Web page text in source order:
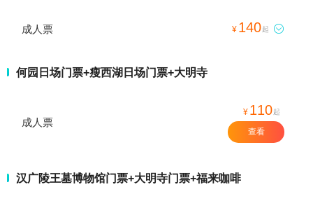
成人票 ¥ 140起 
何园日场门票+瘦西湖日场门票+大明寺
成人票
¥ 110起
查看
汉广陵王墓博物馆门票+大明寺门票+福来咖啡